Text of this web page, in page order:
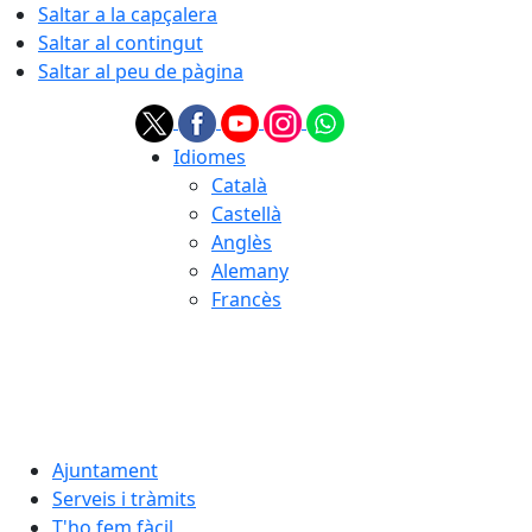
Saltar a la capçalera
Saltar al contingut
Saltar al peu de pàgina
Idiomes
Català
Castellà
Anglès
Alemany
Francès
Ajuntament
Serveis i tràmits